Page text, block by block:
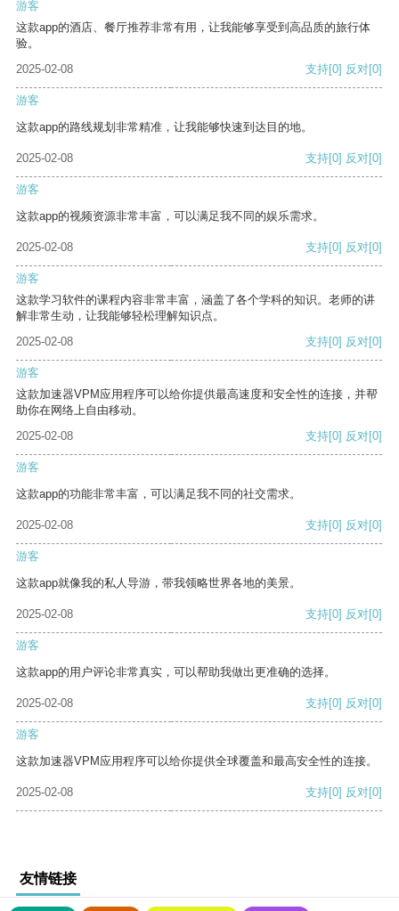
游客
这款app的酒店、餐厅推荐非常有用，让我能够享受到高品质的旅行体
验。
2025-02-08
支持[0] 反对[0]
游客
这款app的路线规划非常精准，让我能够快速到达目的地。
2025-02-08 支持[0] 反对[0]
游客
这款app的视频资源非常丰富，可以满足我不同的娱乐需求。
2025-02-08 支持[0] 反对[0]
游客
这款学习软件的课程内容非常丰富，涵盖了各个学科的知识。老师的讲
解非常生动，让我能够轻松理解知识点。
2025-02-08
支持[0] 反对[0]
游客
这款加速器VPM应用程序可以给你提供最高速度和安全性的连接，并帮
助你在网络上自由移动。
2025-02-08
支持[0] 反对[0]
游客
这款app的功能非常丰富，可以满足我不同的社交需求。
2025-02-08 支持[0] 反对[0]
游客
这款app就像我的私人导游，带我领略世界各地的美景。
2025-02-08 支持[0] 反对[0]
游客
这款app的用户评论非常真实，可以帮助我做出更准确的选择。
2025-02-08 支持[0] 反对[0]
游客
这款加速器VPM应用程序可以给你提供全球覆盖和最高安全性的连接。
2025-02-08 支持[0] 反对[0]
友情链接